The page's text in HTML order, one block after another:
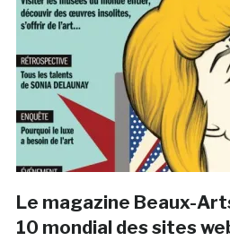
Le magazine Beaux-
10 mondial des sites